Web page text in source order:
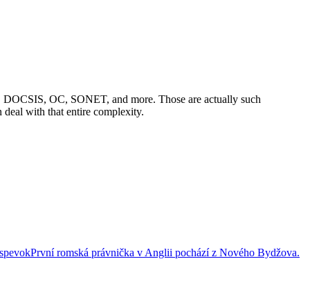
OC, SONET, and more. Those are actually such
with that entire complexity.
První romská právnička v Anglii pochází z Nového Bydžova.